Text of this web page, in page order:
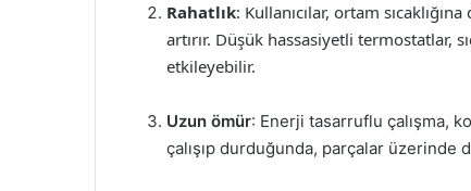
Rahatlık: Kullanıcılar, ortam
artırır. Düşük hassasiyetli termostatlar,
etkileyebilir.
Uzun ömür: Enerji tasarruflu çalışma,
çalışıp durduğunda, parçalar üzerinde